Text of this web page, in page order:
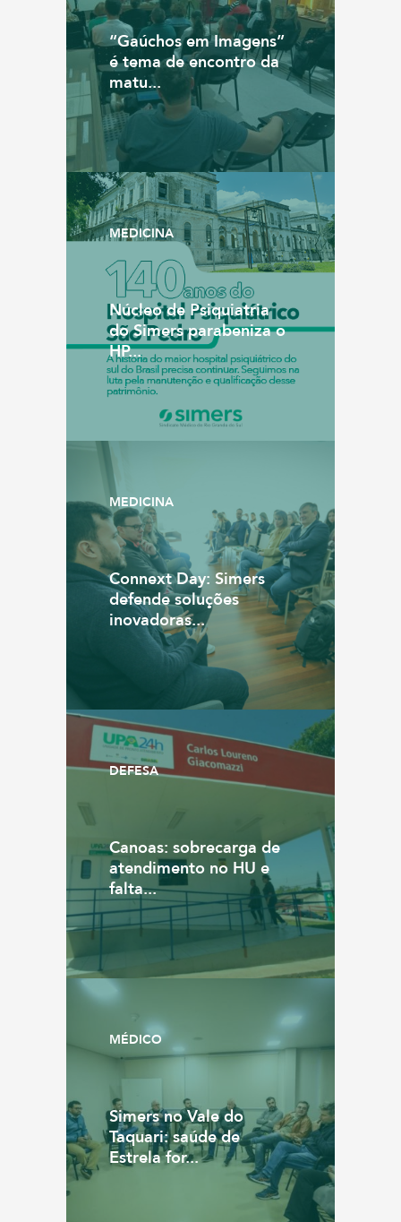
“Gaúchos em Imagens”
é tema de encontro da
matu...
MEDICINA
Núcleo de Psiquiatria
do Simers parabeniza o
HP...
MEDICINA
Connext Day: Simers
defende soluções
inovadoras...
DEFESA
Canoas: sobrecarga de
atendimento no HU e
falta...
MÉDICO
Simers no Vale do
Taquari: saúde de
Estrela for...